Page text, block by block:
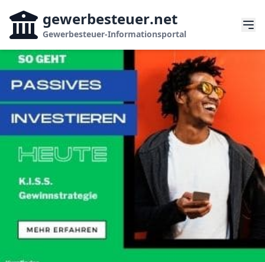
gewerbesteuer.net
Gewerbesteuer-Informationsportal